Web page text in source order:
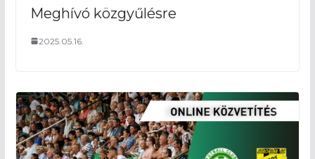
Meghívó közgyűlésre
2025.05.16.